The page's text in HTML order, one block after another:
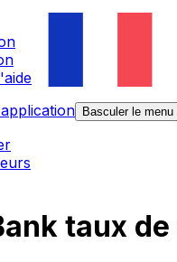
Basculer le menu
taux